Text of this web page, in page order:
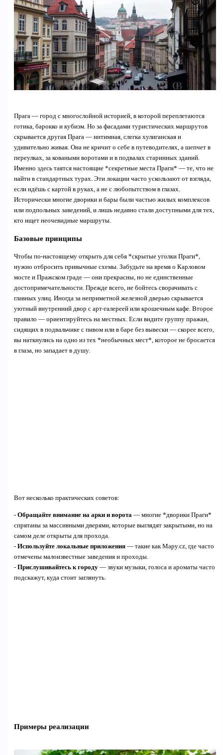
Прага — город с многослойной историей, в которой переплетаются
готика, барокко и кубизм. Но за фасадами туристических маршрутов
скрывается другая Прага — интимная, слегка хулиганская и
удивительно живая. Она не кричит о себе в путеводителях, а шепчет в
переулках, за коваными воротами и в подвалах старинных зданий.
Именно здесь таятся настоящие *секретные места Праги* — те, что не
найти в стандартных турах. Эти локации часто ускользают от взгляда,
если идёшь с картой в руках, а не с любопытством в глазах.
Исторически многие дворики и бары были частью жилых комплексов
или подпольных заведений, и лишь недавно стали доступными для тех,
кто ищет неочевидные маршруты.
Базовые принципы
Чтобы по-настоящему открыть для себя *скрытые уголки Праги*,
нужно отбросить привычные схемы. Забудьте на время о Карловом
мосте и Пражском граде — они прекрасны, но не единственные
достопримечательности. Прежде всего, не бойтесь сворачивать с
главных улиц. Иногда за неприметной железной дверью скрывается
уютный внутренний двор с арт-галереей или крошечным кафе. Второе
правило — ориентируйтесь на местных. Если видите группу пражан,
сидящих в подвальчике с пивом или в баре без вывески — скорее всего,
вы наткнулись на одно из тех *необычных мест*, которое не бросается
в глаза, но западает в душу.
Вот несколько практических советов:
- Обращайте внимание на арки и ворота— многие *дворики Праги*
спрятаны за массивными дверями, которые выглядят закрытыми, но на
самом деле открыты для прохода.
- Используйте локальные приложения— такие как Mapy.cz, где часто
отмечены малоизвестные заведения и проходы.
- Прислушивайтесь к городу— звуки музыки, голоса и ароматы часто
подскажут, куда стоит заглянуть.
Примеры реализации